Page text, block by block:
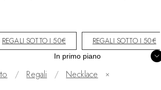
REGALI SOTTO I 50€
REGALI SOTTO I 50€
Ordina
Regali Necklace ✕